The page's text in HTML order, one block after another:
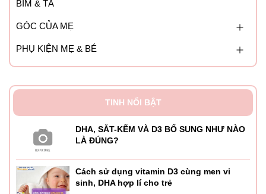
BỈM & TÃ
GÓC CỦA MẸ
PHỤ KIỆN MẸ & BÉ
TINH NỔI BẬT
DHA, SẮT-KẼM VÀ D3 BỔ SUNG NHƯ NÀO
LÀ ĐÚNG?
Cách sử dụng vitamin D3 cùng men vi
sinh, DHA hợp lí cho trẻ